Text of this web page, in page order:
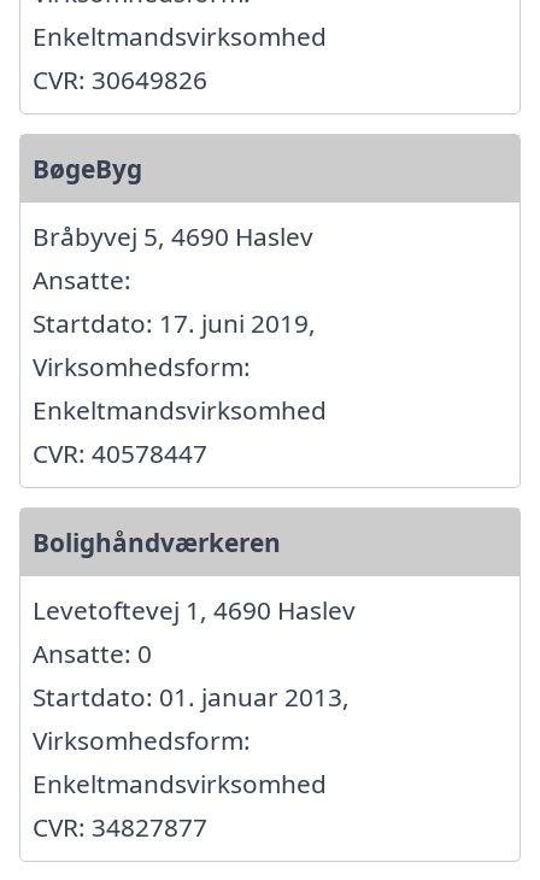
Enkeltmandsvirksomhed
CVR: 30649826
BøgeByg
Bråbyvej 5, 4690 Haslev
Ansatte:
Startdato: 17. juni 2019,
Virksomhedsform:
Enkeltmandsvirksomhed
CVR: 40578447
Bolighåndværkeren
Levetoftevej 1, 4690 Haslev
Ansatte: 0
Startdato: 01. januar 2013,
Virksomhedsform:
Enkeltmandsvirksomhed
CVR: 34827877